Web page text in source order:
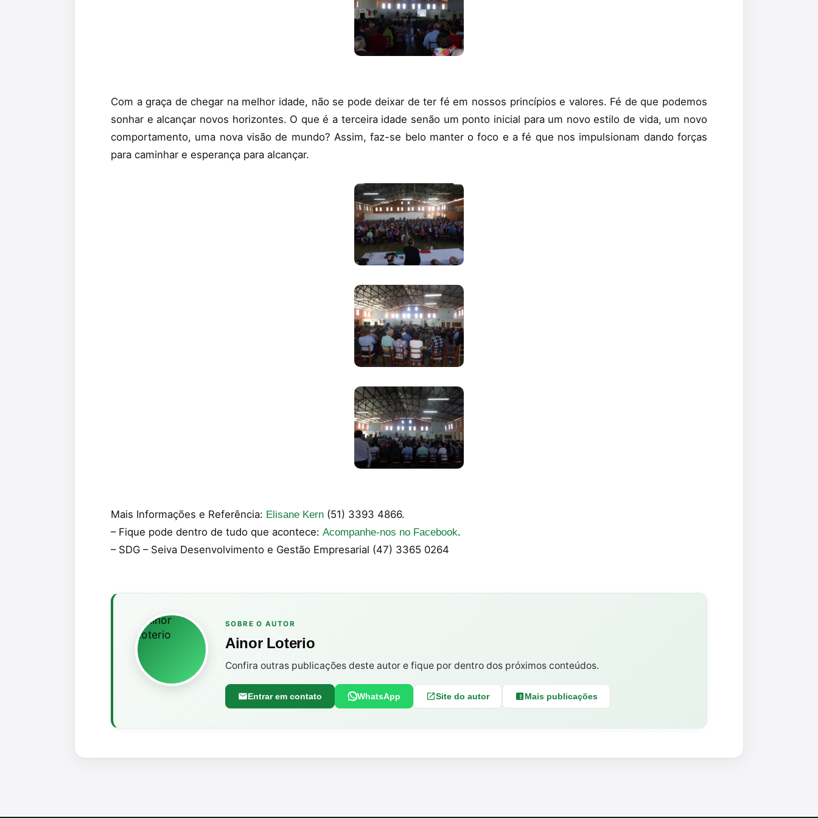
Com a graça de chegar na melhor idade, não se pode deixar de ter fé em nossos princípios e valores. Fé de que podemos
sonhar e alcançar novos horizontes. O que é a terceira idade senão um ponto inicial para um novo estilo de vida, um novo
comportamento, uma nova visão de mundo? Assim, faz-se belo manter o foco e a fé que nos impulsionam dando forças
para caminhar e esperança para alcançar.
Mais Informações e Referência: Elisane Kern (51) 3393 4866.
– Fique pode dentro de tudo que acontece: Acompanhe-nos no Facebook.
– SDG – Seiva Desenvolvimento e Gestão Empresarial (47) 3365 0264
SOBRE O AUTOR
Ainor Loterio
Confira outras publicações deste autor e fique por dentro dos próximos conteúdos.
Entrar em contato WhatsApp Site do autor Mais publicações